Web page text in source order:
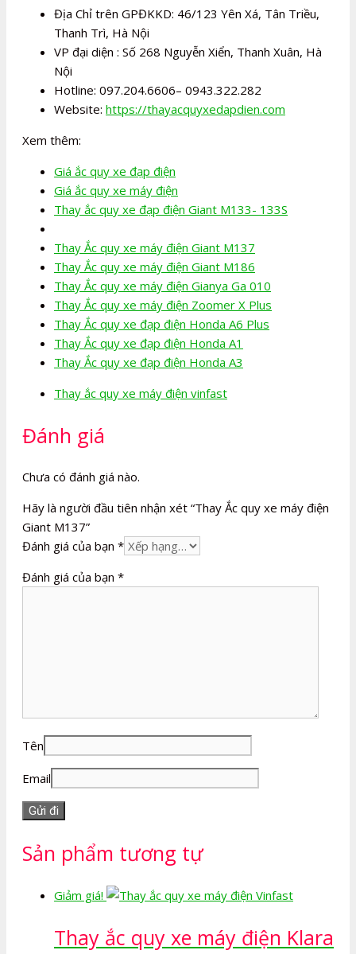
Địa Chỉ trên GPĐKKD: 46/123 Yên Xá, Tân Triều,
Thanh Trì, Hà Nội
VP đại diện : Số 268 Nguyễn Xiển, Thanh Xuân, Hà
Nội
Hotline: 097.204.6606– 0943.322.282
Website: https://thayacquyxedapdien.com
Xem thêm:
Giá ắc quy xe đạp điện
Giá ắc quy xe máy điện
Thay ắc quy xe đạp điện Giant M133- 133S
Thay Ắc quy xe máy điện Giant M137
Thay Ắc quy xe máy điện Giant M186
Thay Ắc quy xe máy điện Gianya Ga 010
Thay Ắc quy xe máy điện Zoomer X Plus
Thay Ắc quy xe đạp điện Honda A6 Plus
Thay Ắc quy xe đạp điện Honda A1
Thay Ắc quy xe đạp điện Honda A3
Thay ắc quy xe máy điện vinfast
Đánh giá
Chưa có đánh giá nào.
Hãy là người đầu tiên nhận xét “Thay Ắc quy xe máy điện
Giant M137”
Đánh giá của bạn *
Đánh giá của bạn *
Tên
Email
Sản phẩm tương tự
Giảm giá!
Thay ắc quy xe máy điện Klara